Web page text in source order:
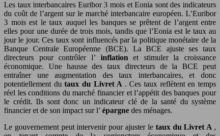
Les taux interbancaires Euribor 3 mois et Eonia sont des indicateurs
du coût de l’argent sur le marché interbancaire européen. L’Euribor
3 mois est le taux auquel les banques se prêtent de l’argent entre
elles pour une durée de trois mois, tandis que l’Eonia est le taux au
jour le jour. Ces taux sont influencés par la politique monétaire de la
Banque Centrale Européenne (BCE). La BCE ajuste ses taux
directeurs pour contrôler l’ inflationet stimuler la croissance
économique. Une hausse des taux directeurs de la BCE peut
entraîner une augmentation des taux interbancaires, et donc
potentiellement dutaux du Livret A . Ces taux reflètent en temps
réel les conditions du marché financier et l’appétit des banques pour
le crédit. Ils sont donc un indicateur clé de la santé du système
financier et de son impact sur l’ épargne des ménages.
Le gouvernement peut intervenir pour ajuster le taux du Livret A ,